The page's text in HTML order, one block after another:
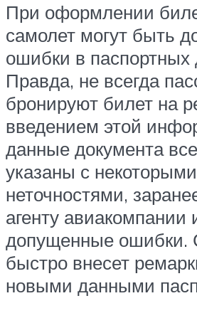
При оформлении
самолет могут быть
ошибки в паспортных
Правда, не всегда
бронируют билет на
введением этой
данные документа
указаны с некоторыми
неточностями,
агенту авиакомпании
допущенные ошибки.
быстро внесет
новыми данными